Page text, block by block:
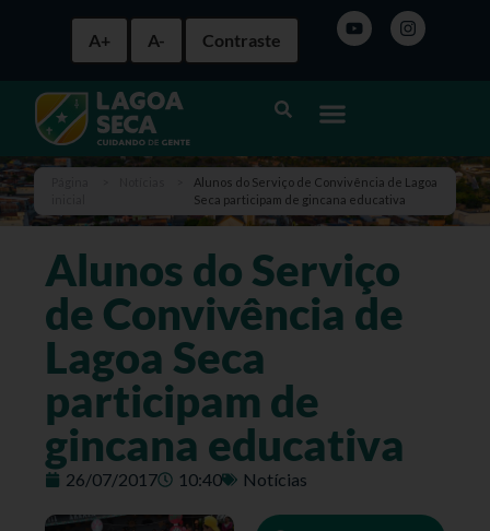
A+ A- Contraste
Alunos do Serviço de Convivência de Lagoa
Seca participam de gincana educativa
Alunos do Serviço
de Convivência de
Lagoa Seca
participam de
gincana educativa
26/07/2017 10:40 Notícias